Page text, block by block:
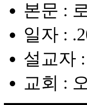
본문 :
일자 :
설교자
교회 :